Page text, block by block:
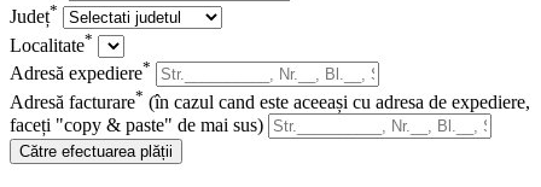
Județ*
Localitate*
Adresă expediere*
Adresă facturare* (în cazul cand este aceeași cu adresa de expediere,
faceți "copy & paste" de mai sus)
Către efectuarea plății